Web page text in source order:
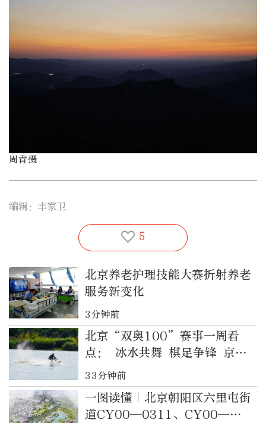
周青摄
编辑：丰家卫
5
北京养老护理技能大赛折射养老
服务新变化
3分钟前
北京“双奥100”赛事一周看
点： 冰水共舞 棋足争锋 京城
赛场热度不减
33分钟前
一图读懂｜北京朝阳区六里屯街
道CY00—0311、CY00—